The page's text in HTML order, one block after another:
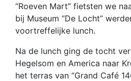
“Roeven Mart” fietsten we
bij Museum “De Locht”
voortreffelijke lunch.
Na de lunch ging de tocht
Hegelsom en America naar
het terras van “Grand Café